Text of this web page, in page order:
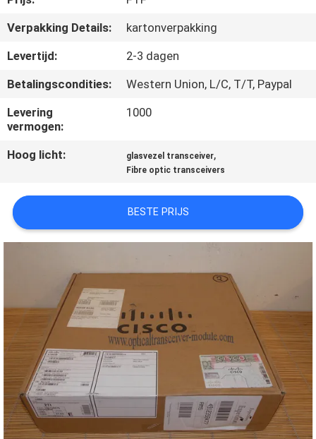
NEEM
MET
ONS
GEVALLEN
SITEMAP
PRIVACYBELEID
Verpakking Details:
kartonverpakking
Levertijd:
2-3 dagen
Betalingscondities:
Western Union, L/C, T/T, Paypal
Levering
vermogen:
1000
Hoog licht: glasvezel transceiver,
Fibre optic transceivers
BESTE PRIJS